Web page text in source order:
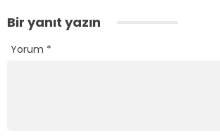
Bir yanıt yazın
Yorum *